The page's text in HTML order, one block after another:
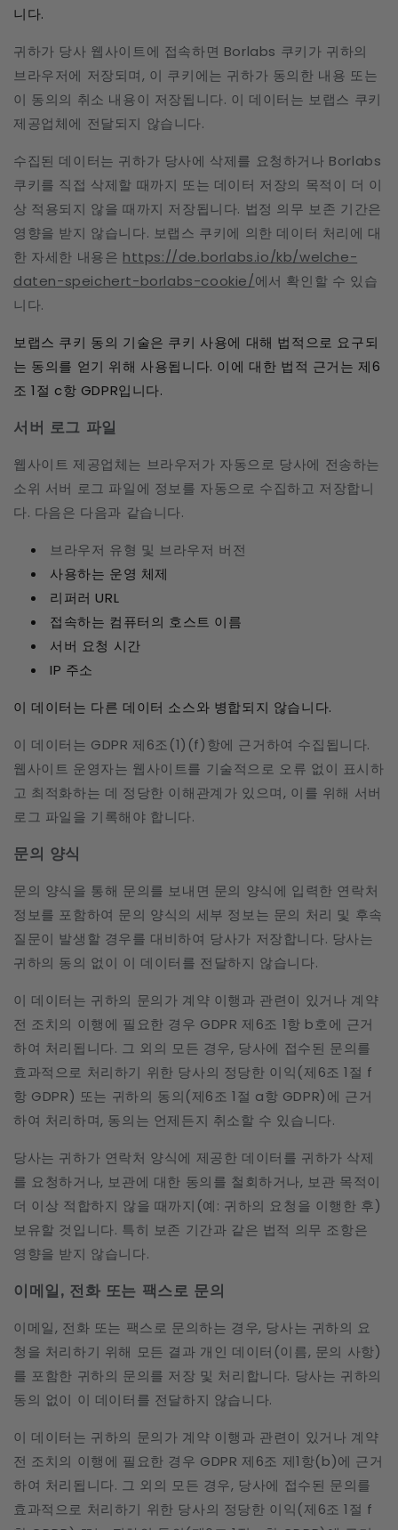
니다.
귀하가 당사 웹사이트에 접속하면 Borlabs 쿠키가 귀하의
브라우저에 저장되며, 이 쿠키에는 귀하가 동의한 내용 또는
이 동의의 취소 내용이 저장됩니다. 이 데이터는 보랩스 쿠키
제공업체에 전달되지 않습니다.
수집된 데이터는 귀하가 당사에 삭제를 요청하거나 Borlabs
쿠키를 직접 삭제할 때까지 또는 데이터 저장의 목적이 더 이
상 적용되지 않을 때까지 저장됩니다. 법정 의무 보존 기간은
영향을 받지 않습니다. 보랩스 쿠키에 의한 데이터 처리에 대
한 자세한 내용은 https://de.borlabs.io/kb/welche-
daten-speichert-borlabs-cookie/에서 확인할 수 있습
니다.
보랩스 쿠키 동의 기술은 쿠키 사용에 대해 법적으로 요구되
는 동의를 얻기 위해 사용됩니다. 이에 대한 법적 근거는 제6
조 1절 c항 GDPR입니다.
서버 로그 파일
웹사이트 제공업체는 브라우저가 자동으로 당사에 전송하는
소위 서버 로그 파일에 정보를 자동으로 수집하고 저장합니
다. 다음은 다음과 같습니다.
브라우저 유형 및 브라우저 버전
사용하는 운영 체제
리퍼러 URL
접속하는 컴퓨터의 호스트 이름
서버 요청 시간
IP 주소
이 데이터는 다른 데이터 소스와 병합되지 않습니다.
이 데이터는 GDPR 제6조(1)(f)항에 근거하여 수집됩니다.
웹사이트 운영자는 웹사이트를 기술적으로 오류 없이 표시하
고 최적화하는 데 정당한 이해관계가 있으며, 이를 위해 서버
로그 파일을 기록해야 합니다.
문의 양식
문의 양식을 통해 문의를 보내면 문의 양식에 입력한 연락처
정보를 포함하여 문의 양식의 세부 정보는 문의 처리 및 후속
질문이 발생할 경우를 대비하여 당사가 저장합니다. 당사는
귀하의 동의 없이 이 데이터를 전달하지 않습니다.
이 데이터는 귀하의 문의가 계약 이행과 관련이 있거나 계약
전 조치의 이행에 필요한 경우 GDPR 제6조 1항 b호에 근거
하여 처리됩니다. 그 외의 모든 경우, 당사에 접수된 문의를
효과적으로 처리하기 위한 당사의 정당한 이익(제6조 1절 f
항 GDPR) 또는 귀하의 동의(제6조 1절 a항 GDPR)에 근거
하여 처리하며, 동의는 언제든지 취소할 수 있습니다.
당사는 귀하가 연락처 양식에 제공한 데이터를 귀하가 삭제
를 요청하거나, 보관에 대한 동의를 철회하거나, 보관 목적이
더 이상 적합하지 않을 때까지(예: 귀하의 요청을 이행한 후)
보유할 것입니다. 특히 보존 기간과 같은 법적 의무 조항은
영향을 받지 않습니다.
이메일, 전화 또는 팩스로 문의
이메일, 전화 또는 팩스로 문의하는 경우, 당사는 귀하의 요
청을 처리하기 위해 모든 결과 개인 데이터(이름, 문의 사항)
를 포함한 귀하의 문의를 저장 및 처리합니다. 당사는 귀하의
동의 없이 이 데이터를 전달하지 않습니다.
이 데이터는 귀하의 문의가 계약 이행과 관련이 있거나 계약
전 조치의 이행에 필요한 경우 GDPR 제6조 제1항(b)에 근거
하여 처리됩니다. 그 외의 모든 경우, 당사에 접수된 문의를
효과적으로 처리하기 위한 당사의 정당한 이익(제6조 1절 f